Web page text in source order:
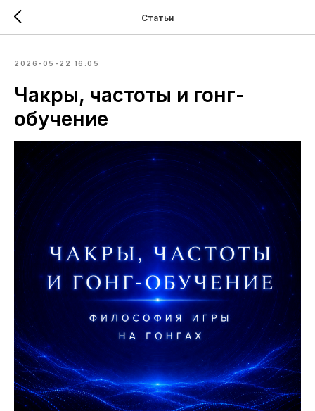
Статьи
2026-05-22 16:05
Чакры, частоты и гонг-
обучение